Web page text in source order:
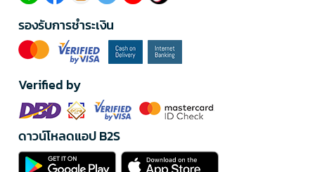
รองรับการชำระเงิน
Verified by
ดาวน์โหลดแอป B2S